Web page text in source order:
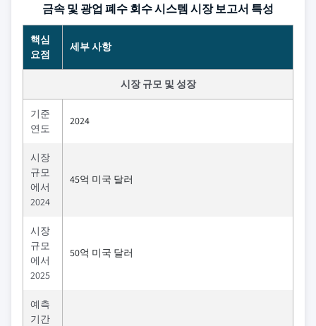
금속 및 광업 폐수 회수 시스템 시장 보고서 특성
핵심
요점
세부 사항
시장 규모 및 성장
기준
연도
2024
시장
규모
에서
2024
45억 미국 달러
시장
규모
에서
2025
50억 미국 달러
예측
기간